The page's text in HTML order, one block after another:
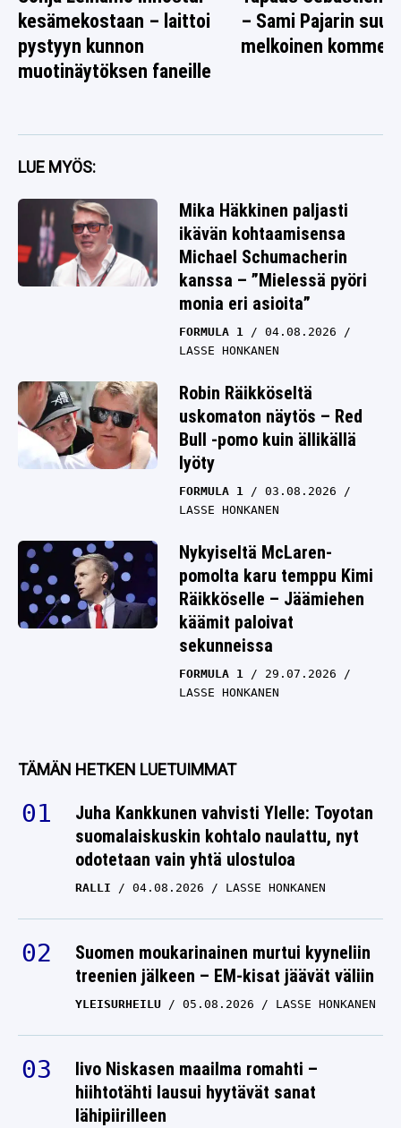
kesämekostaan – laittoi
pystyyn kunnon
muotinäytöksen faneille
– Sami Pajarin
melkoinen
LUE MYÖS:
Mika Häkkinen paljasti
ikävän kohtaamisensa
Michael Schumacherin
kanssa – ”Mielessä pyöri
monia eri asioita”
FORMULA 1
04.08.2026
LASSE HONKANEN
Robin Räikköseltä
uskomaton näytös – Red
Bull -pomo kuin ällikällä
lyöty
FORMULA 1
03.08.2026
LASSE HONKANEN
Nykyiseltä McLaren-
pomolta karu temppu Kimi
Räikköselle – Jäämiehen
käämit paloivat
sekunneissa
FORMULA 1
29.07.2026
LASSE HONKANEN
TÄMÄN HETKEN LUETUIMMAT
Juha Kankkunen vahvisti Ylelle: Toyotan
suomalaiskuskin kohtalo naulattu, nyt
odotetaan vain yhtä ulostuloa
RALLI 04.08.2026 LASSE HONKANEN
Suomen moukarinainen murtui kyyneliin
treenien jälkeen – EM-kisat jäävät väliin
YLEISURHEILU 05.08.2026 LASSE HONKANEN
Iivo Niskasen maailma romahti –
hiihtotähti lausui hyytävät sanat
lähipiirilleen